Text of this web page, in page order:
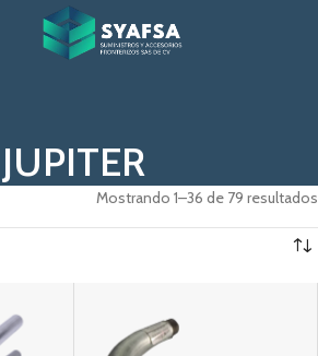
JUPITER
Mostrando 1–36 de 79 resultados